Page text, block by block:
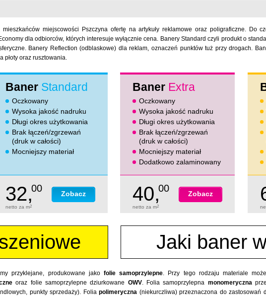
miejscowości Pszczyna ofertę na artykuły reklamowe oraz poligraficzne. Do
dla odbiorców, których interesuje wyłącznie cena. Banery Standard czyli produkt o
Banery Reflection (odblaskowe) dla reklam, oznaczeń punktów tuż przy drogach.
płoty oraz rusztowania.
Baner Standard
Oczkowany
Wysoka jakość nadruku
Długi okres użytkowania
Brak łączeń/zgrzewań
(druk w całości)
Mocniejszy materiał
Zobacz
32,00
netto za m2
Baner Extra
Oczkowany
Wysoka jakość nadruku
Długi okres użytkowania
Brak łączeń/zgrzewań
(druk w całości)
Mocniejszy materiał
Dodatkowo zalaminowany
Zobacz
40,00
netto za m2
Jaki baner
przyklejane, produkowane jakofolie samoprzylepne. Przy tego rodzaju materiale
oraz folie samoprzylepne dziurkowane OWV. Folia samoprzylepna monomeryczna
punkty sprzedaży). Folia polimeryczna (niekurczliwa) przeznaczona do zastosowań